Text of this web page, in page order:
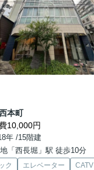
本町
10,000円
年 /15階建
「西長堀」駅 徒歩10分
ク エレベーター CATV